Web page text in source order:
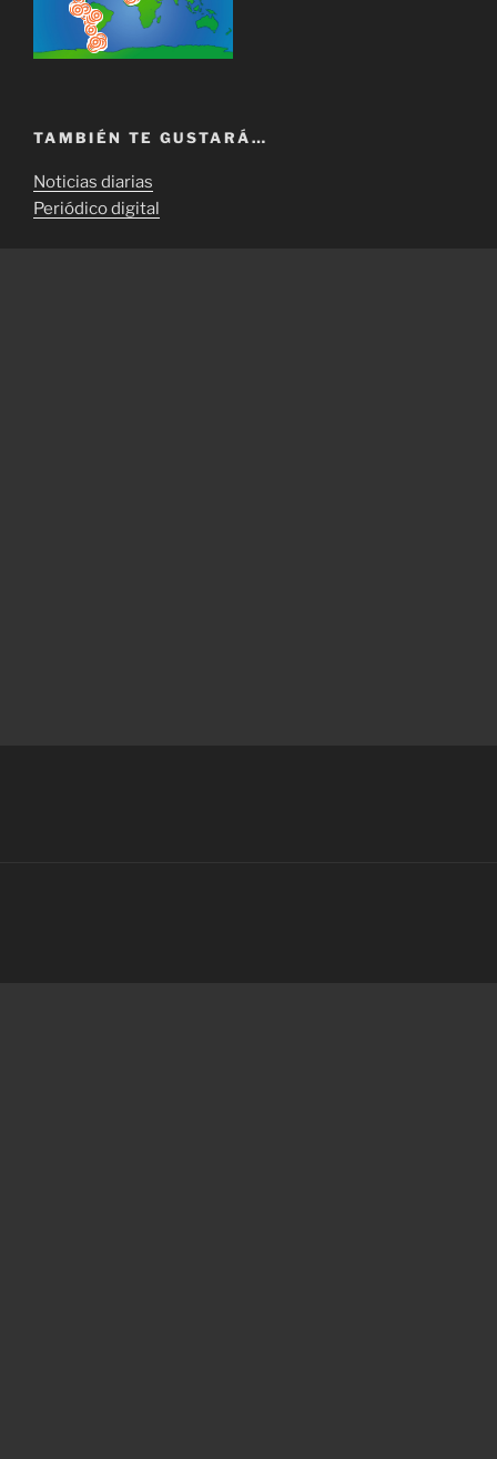
TAMBIÉN TE GUSTARÁ…
Noticias diarias
Periódico digital